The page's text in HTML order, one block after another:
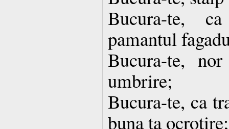
Bucura-te,
pamantul
Bucura-te,
umbrire;
Bucura-te, ca
buna ta ocrotire;